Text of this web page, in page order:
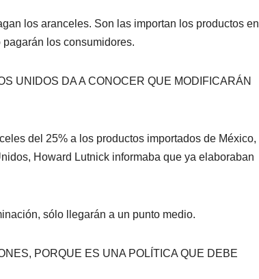
los aranceles. Son las importan los productos en
los consumidores.
UNIDOS DA A CONOCER QUE MODIFICARÁN
del 25% a los productos importados de México,
Howard Lutnick informaba que ya elaboraban
sólo llegarán a un punto medio.
PORQUE ES UNA POLÍTICA QUE DEBE